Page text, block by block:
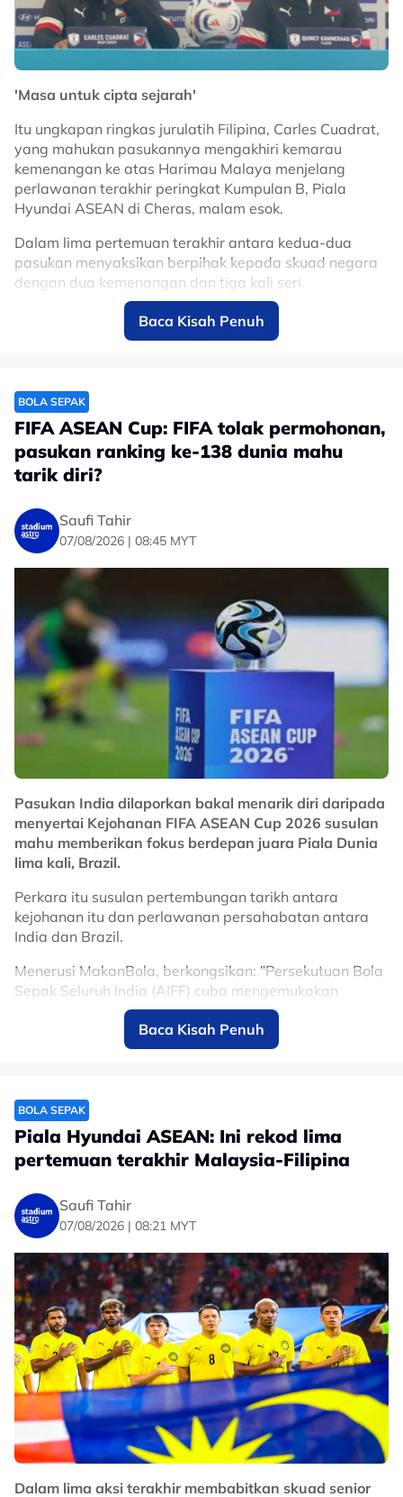
'Masa untuk cipta sejarah'
Itu ungkapan ringkas jurulatih Filipina, Carles Cuadrat,
yang mahukan pasukannya mengakhiri kemarau
kemenangan ke atas Harimau Malaya menjelang
perlawanan terakhir peringkat Kumpulan B, Piala
Hyundai ASEAN di Cheras, malam esok.
Dalam lima pertemuan terakhir antara kedua-dua
pasukan menyaksikan berpihak kepada skuad negara
dengan dua kemenangan dan tiga kali seri.
“Time to make history”, Carles Cuadrat,
🇵🇭🔥@ASTROARENA
pic.twitter.com/IX8p4LjGLc
— Zulhelmi Zainal Azam
(@zulhelmizainal1)
Menerusi wartawan Astro Arena, berkongsikan: "Masa
untuk cipta sejarah", Carles Cuadrat, jurulatih Filipina
mahu tamatkan kemarau kemenangan ke atas
Harimau Malaya." kongsinya.
Maklumat lanjut ikuti Nadi Arena malam ini.
No node context available.
Related Topics
#Piala Hyundai ASEAN #Filipina #Harimau Malaya
Baca Kisah Penuh
BOLA SEPAK
FIFA ASEAN Cup: FIFA tolak permohonan,
pasukan ranking ke-138 dunia mahu
tarik diri?
Saufi Tahir
07/08/2026 | 08:45 MYT
Pasukan India dilaporkan bakal menarik diri daripada
menyertai Kejohanan FIFA ASEAN Cup 2026 susulan
mahu memberikan fokus berdepan juara Piala Dunia
lima kali, Brazil.
Perkara itu susulan pertembungan tarikh antara
kejohanan itu dan perlawanan persahabatan antara
India dan Brazil.
Menerusi MakanBola, berkongsikan: "Persekutuan Bola
Sepak Seluruh India (AIFF) cuba mengemukakan
kompromi dengan menghantar pasukan India B-23
atau skuad India B sebagai pengganti ke kejohanan
Persekutuan Bola Sepak Antarabangsa (FIFA). Susulan
itu, AIFF akan membuat keputusan tentang status
mereka dalam kejohanan itu.
perlu menyediakan pakej kewangan sehingga 70 juta
rupee (RM286 juta). Pakej tersebut merangkumi jualan
tiket, penaja dan sokongan kerajaan Bengal Barat
untuk membawa Brazil beraksi di Kolkata." kongsinya.
Skuad Blue Tigers itu diundi dalam satu divisyen sama
bersama Indonesia, Malaysia dan Singapura.
No node context available.
Related Topics
#FIFA ASEAN Cup #FIFA #Harimau Malaya
Baca Kisah Penuh
BOLA SEPAK
Piala Hyundai ASEAN: Ini rekod lima
pertemuan terakhir Malaysia-Filipina
Saufi Tahir
07/08/2026 | 08:21 MYT
Dalam lima aksi terakhir membabitkan skuad senior